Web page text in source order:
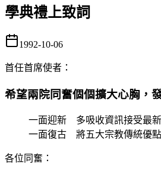
學典禮上致詞
1992-10-06
首任首席使者 ：
希望兩院同奮個個擴大心胸，
一面迎新 多吸收資訊接受最
一面復古 將五大宗教傳統優
各位同奮：